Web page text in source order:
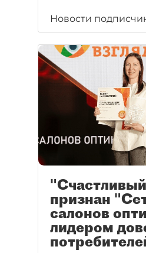
Новости
признан
салонов
лидером